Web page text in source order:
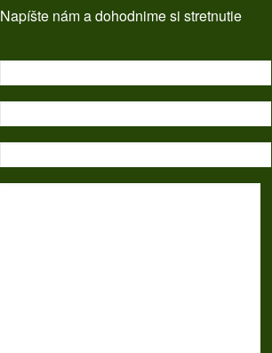
Napíšte nám a dohodnime si stretnutie